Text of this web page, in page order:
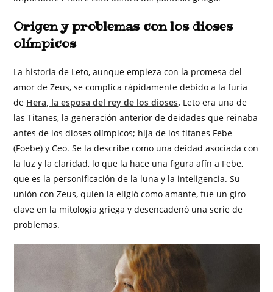
Origen y problemas con los dioses
olímpicos
La historia de Leto, aunque empieza con la promesa del
amor de Zeus, se complica rápidamente debido a la furia
de Hera, la esposa del rey de los dioses. Leto era una de
las Titanes, la generación anterior de deidades que reinaba
antes de los dioses olímpicos; hija de los titanes Febe
(Foebe) y Ceo. Se la describe como una deidad asociada con
la luz y la claridad, lo que la hace una figura afín a Febe,
que es la personificación de la luna y la inteligencia. Su
unión con Zeus, quien la eligió como amante, fue un giro
clave en la mitología griega y desencadenó una serie de
problemas.